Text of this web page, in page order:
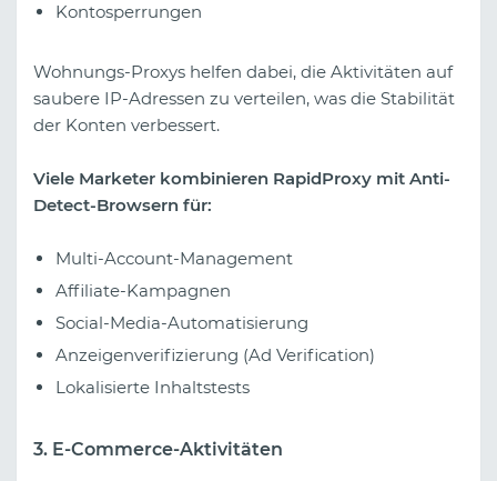
Kontosperrungen
Wohnungs-Proxys helfen dabei, die Aktivitäten auf
saubere IP-Adressen zu verteilen, was die Stabilität
der Konten verbessert.
Viele Marketer kombinieren RapidProxy mit Anti-
Detect-Browsern für:
Multi-Account-Management
Affiliate-Kampagnen
Social-Media-Automatisierung
Anzeigenverifizierung (Ad Verification)
Lokalisierte Inhaltstests
3. E-Commerce-Aktivitäten